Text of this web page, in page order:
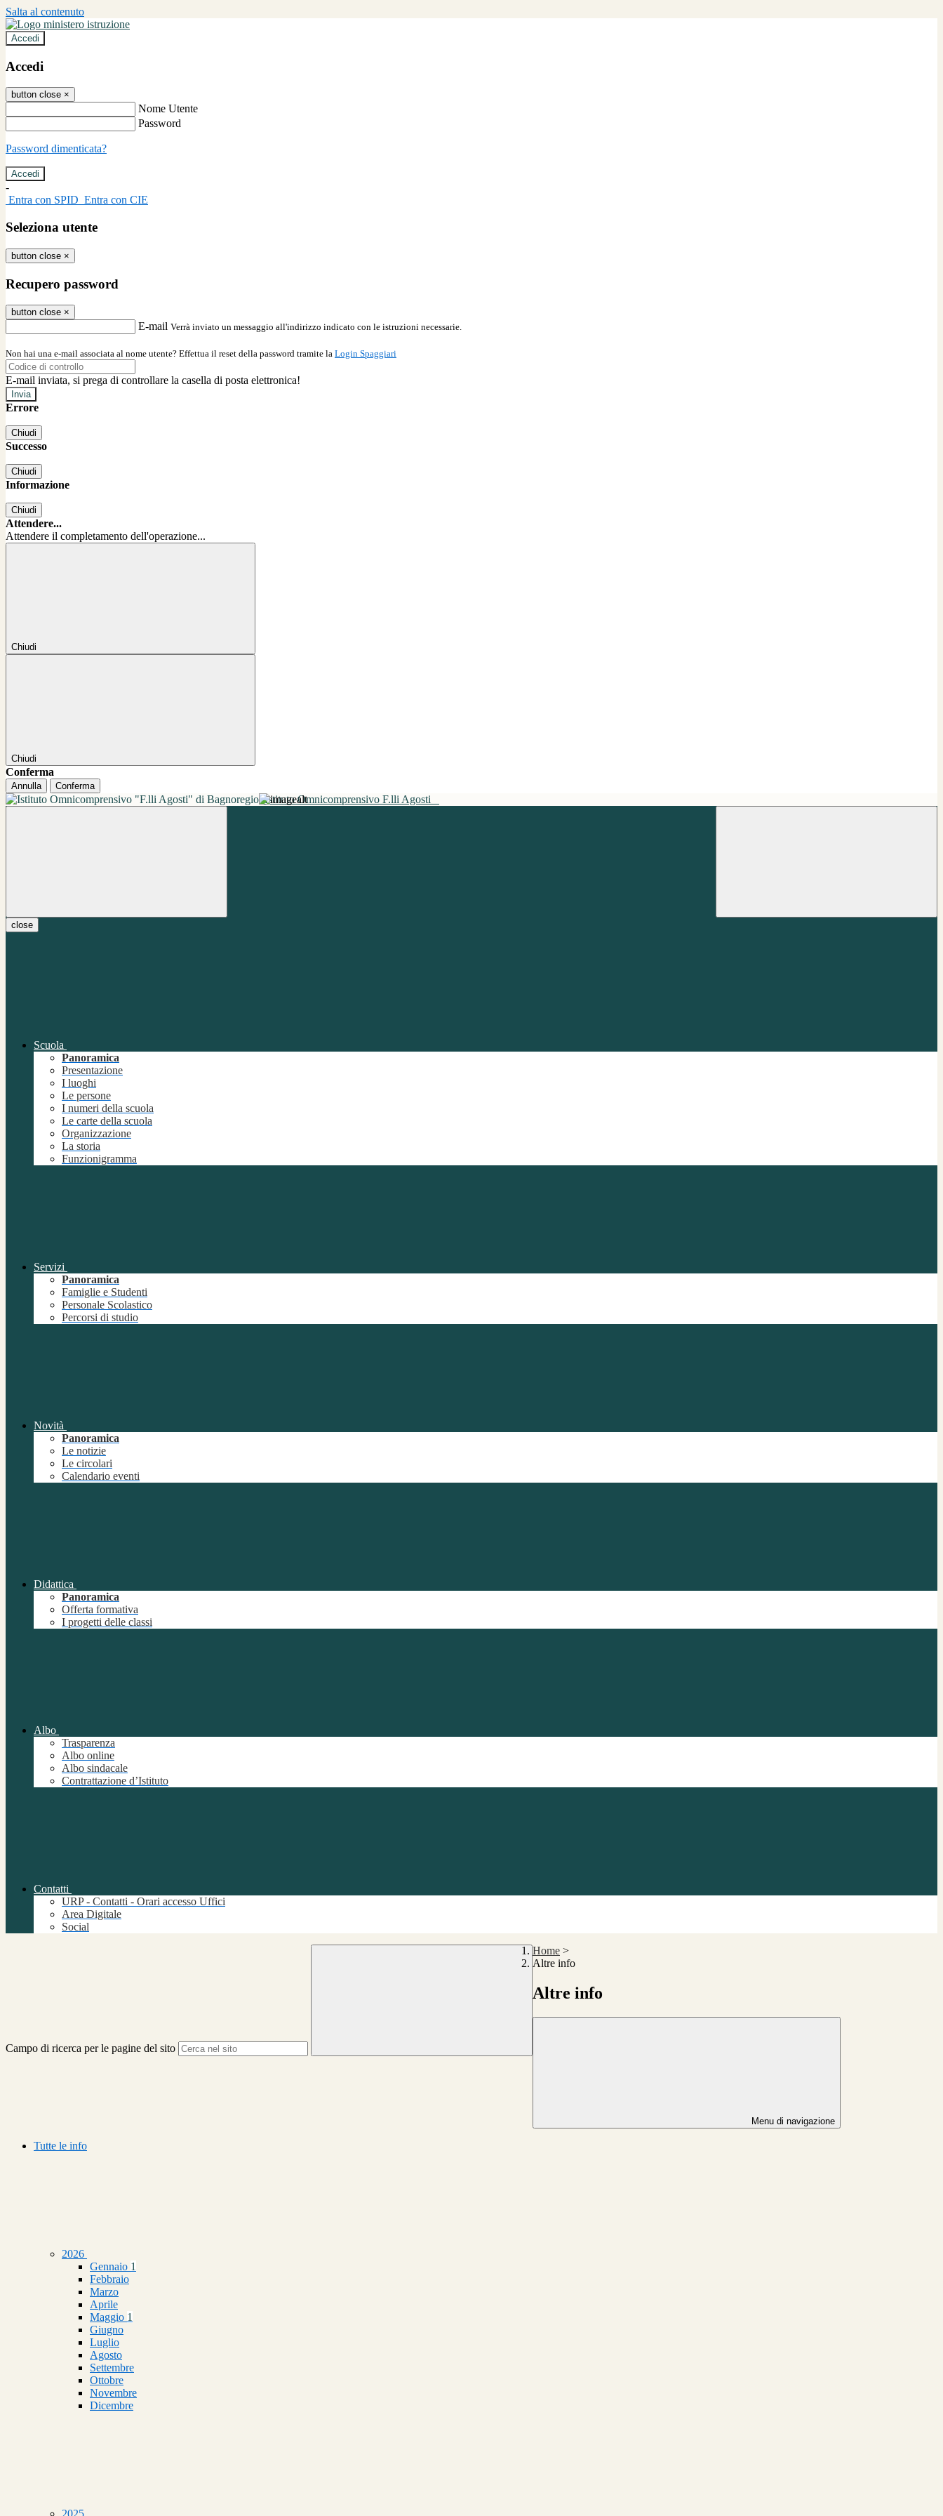
Salta al contenuto
Accedi
Accedi
button close ×
Nome Utente
Password
Password dimenticata?
-
Entra con SPID Entra con CIE
Seleziona utente
button close ×
Recupero password
button close ×
E-mail Verrà inviato un messaggio all'indirizzo indicato con le istruzioni necessarie.
Non hai una e-mail associata al nome utente? Effettua il reset della password tramite la Login Spaggiari
E-mail inviata, si prega di controllare la casella di posta elettronica!
Errore
Chiudi
Successo
Chiudi
Informazione
Chiudi
Attendere...
Attendere il completamento dell'operazione...
Chiudi
Chiudi
Conferma
Annulla Conferma
Istituto Omnicomprensivo F.lli Agosti
close
Scuola
Panoramica
Presentazione
I luoghi
Le persone
I numeri della scuola
Le carte della scuola
Organizzazione
La storia
Funzionigramma
Servizi
Panoramica
Famiglie e Studenti
Personale Scolastico
Percorsi di studio
Novità
Panoramica
Le notizie
Le circolari
Calendario eventi
Didattica
Panoramica
Offerta formativa
I progetti delle classi
Albo
Trasparenza
Albo online
Albo sindacale
Contrattazione d’Istituto
Contatti
URP - Contatti - Orari accesso Uffici
Area Digitale
Social
Campo di ricerca per le pagine del sito
Home >
Altre info
Altre info
Menu di navigazione
Tutte le info
2026
Gennaio 1
Febbraio
Marzo
Aprile
Maggio 1
Giugno
Luglio
Agosto
Settembre
Ottobre
Novembre
Dicembre